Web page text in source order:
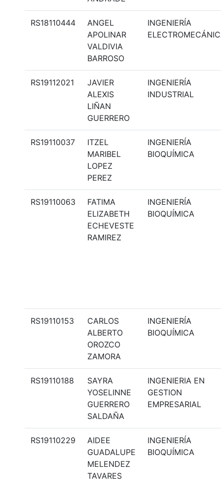
RS18110444
ANGEL
APOLINAR
VALDIVIA
BARROSO
INGENIERÍA
RS19112021
JAVIER
ALEXIS
LIÑAN
GUERRERO
INGENIERÍA
INDUSTRIAL
RS19110037
ITZEL
MARIBEL
LOPEZ
PEREZ
INGENIERÍA
BIOQUÍMICA
RS19110063
FATIMA
ELIZABETH
ECHEVESTE
RAMIREZ
INGENIERÍA
BIOQUÍMICA
RS19110153
CARLOS
ALBERTO
OROZCO
ZAMORA
INGENIERÍA
BIOQUÍMICA
RS19110188
SAYRA
YOSELINNE
GUERRERO
SALDAÑA
INGENIERIA EN
GESTION
EMPRESARIAL
RS19110229
AIDEE
GUADALUPE
MELENDEZ
TAVARES
INGENIERÍA
BIOQUÍMICA